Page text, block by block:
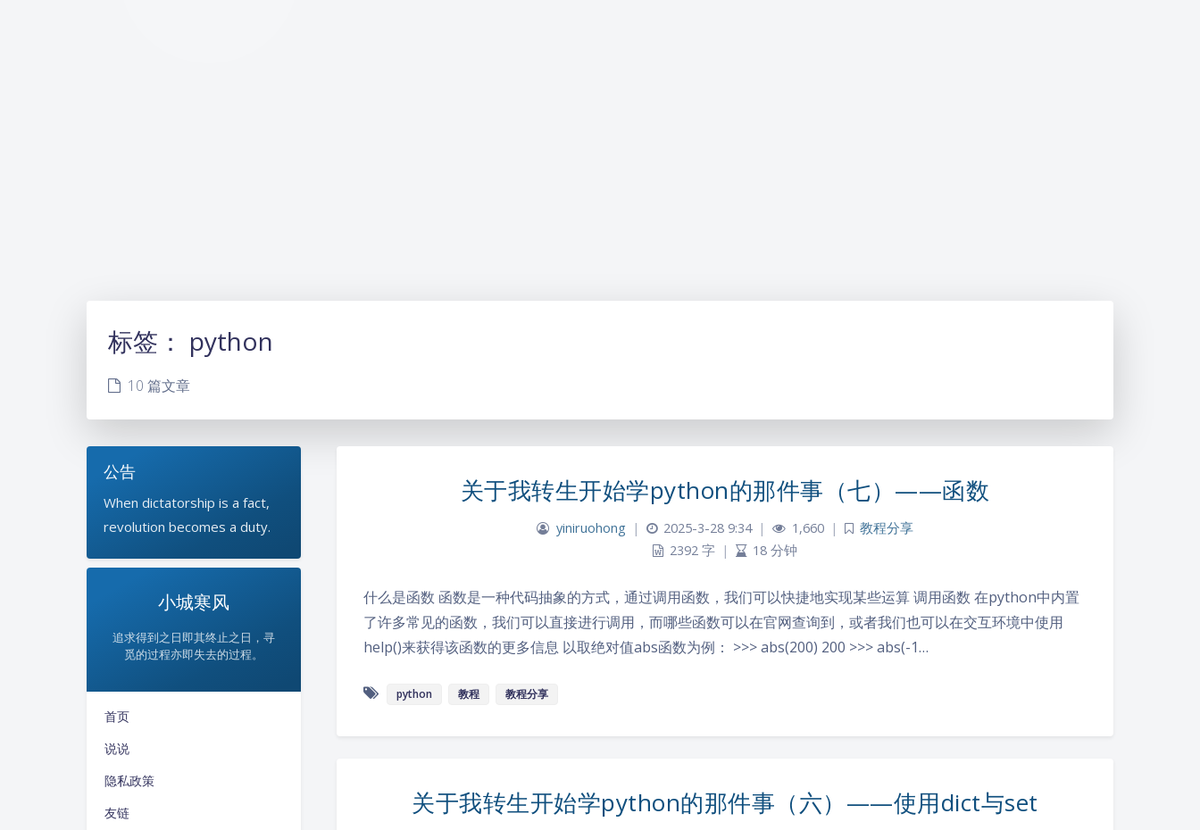
标签： python
10 篇文章
公告
When dictatorship is a fact,
revolution becomes a duty.
小城寒风
追求得到之日即其终止之日，寻
觅的过程亦即失去的过程。
首页
说说
隐私政策
友链
关于我转生开始学python的那件事（七）——函数
yiniruohong | 2025-3-28 9:34 | 1,660 |
教程分享
2392 字 | 18 分钟
什么是函数 函数是一种代码抽象的方式，通过调用函数，我们可以快捷地实现某些运算 调用函数 在python中内置
了许多常见的函数，我们可以直接进行调用，而哪些函数可以在官网查询到，或者我们也可以在交互环境中使用
help()来获得该函数的更多信息 以取绝对值abs函数为例： >>> abs(200) 200 >>> abs(-1…
python 教程 教程分享
关于我转生开始学python的那件事（六）——使用dict与set